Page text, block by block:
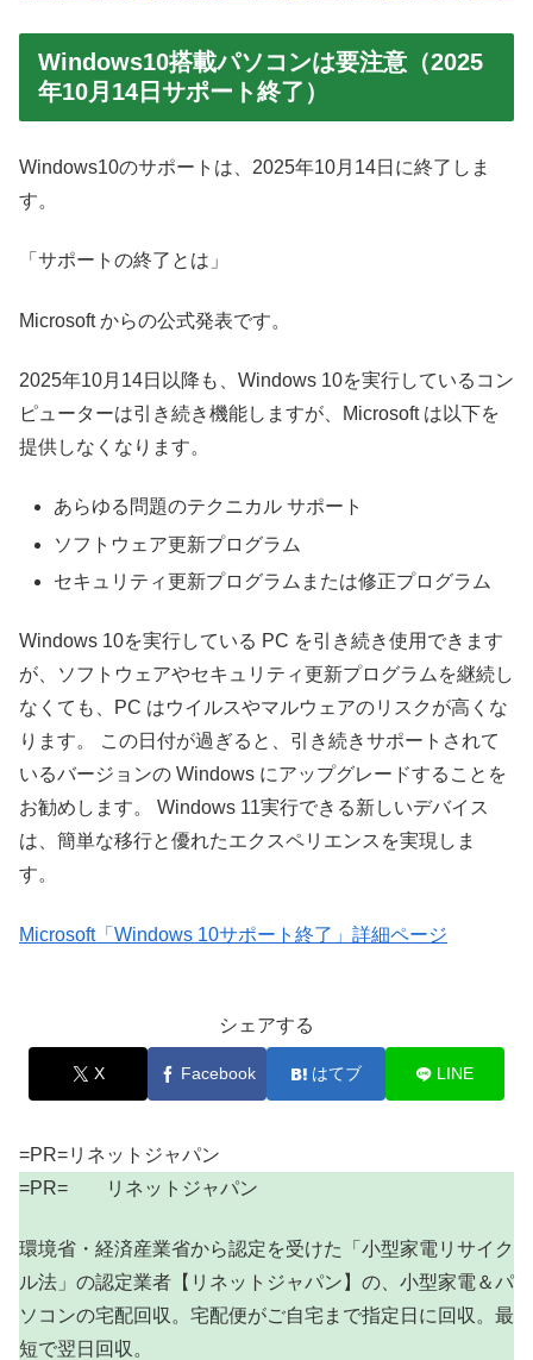
Windows10搭載パソコンは要注意（2025
年10月14日サポート終了）
Windows10のサポートは、2025年10月14日に終了しま
す。
「サポートの終了とは」
Microsoft からの公式発表です。
2025年10月14日以降も、Windows 10を実行しているコン
ピューターは引き続き機能しますが、Microsoft は以下を
提供しなくなります。
あらゆる問題のテクニカル サポート
ソフトウェア更新プログラム
セキュリティ更新プログラムまたは修正プログラム
Windows 10を実行している PC を引き続き使用できます
が、ソフトウェアやセキュリティ更新プログラムを継続し
なくても、PC はウイルスやマルウェアのリスクが高くな
ります。 この日付が過ぎると、引き続きサポートされて
いるバージョンの Windows にアップグレードすることを
お勧めします。 Windows 11実行できる新しいデバイス
は、簡単な移行と優れたエクスペリエンスを実現しま
す。
Microsoft「Windows 10サポート終了」詳細ページ
シェアする
X Facebook はてブ LINE
=PR=リネットジャパン
=PR= リネットジャパン
環境省・経済産業省から認定を受けた「小型家電リサイク
ル法」の認定業者【リネットジャパン】の、小型家電＆パ
ソコンの宅配回収。宅配便がご自宅まで指定日に回収。最
短で翌日回収。